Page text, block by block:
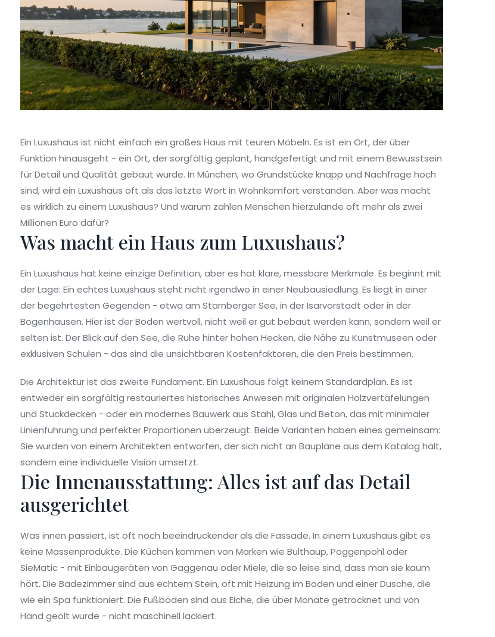
Ein Luxushaus ist nicht einfach ein großes Haus mit teuren Möbeln. Es ist ein Ort, der über
Funktion hinausgeht - ein Ort, der sorgfältig geplant, handgefertigt und mit einem Bewusstsein
für Detail und Qualität gebaut wurde. In München, wo Grundstücke knapp und Nachfrage hoch
sind, wird ein Luxushaus oft als das letzte Wort in Wohnkomfort verstanden. Aber was macht
es wirklich zu einem Luxushaus? Und warum zahlen Menschen hierzulande oft mehr als zwei
Millionen Euro dafür?
Was macht ein Haus zum Luxushaus?
Ein Luxushaus hat keine einzige Definition, aber es hat klare, messbare Merkmale. Es beginnt mit
der Lage: Ein echtes Luxushaus steht nicht irgendwo in einer Neubausiedlung. Es liegt in einer
der begehrtesten Gegenden - etwa am Starnberger See, in der Isarvorstadt oder in der
Bogenhausen. Hier ist der Boden wertvoll, nicht weil er gut bebaut werden kann, sondern weil er
selten ist. Der Blick auf den See, die Ruhe hinter hohen Hecken, die Nähe zu Kunstmuseen oder
exklusiven Schulen - das sind die unsichtbaren Kostenfaktoren, die den Preis bestimmen.
Die Architektur ist das zweite Fundament. Ein Luxushaus folgt keinem Standardplan. Es ist
entweder ein sorgfältig restauriertes historisches Anwesen mit originalen Holzvertäfelungen
und Stuckdecken - oder ein modernes Bauwerk aus Stahl, Glas und Beton, das mit minimaler
Linienführung und perfekter Proportionen überzeugt. Beide Varianten haben eines gemeinsam:
Sie wurden von einem Architekten entworfen, der sich nicht an Baupläne aus dem Katalog hält,
sondern eine individuelle Vision umsetzt.
Die Innenausstattung: Alles ist auf das Detail
ausgerichtet
Was innen passiert, ist oft noch beeindruckender als die Fassade. In einem Luxushaus gibt es
keine Massenprodukte. Die Küchen kommen von Marken wie Bulthaup, Poggenpohl oder
SieMatic - mit Einbaugeräten von Gaggenau oder Miele, die so leise sind, dass man sie kaum
hört. Die Badezimmer sind aus echtem Stein, oft mit Heizung im Boden und einer Dusche, die
wie ein Spa funktioniert. Die Fußböden sind aus Eiche, die über Monate getrocknet und von
Hand geölt wurde - nicht maschinell lackiert.